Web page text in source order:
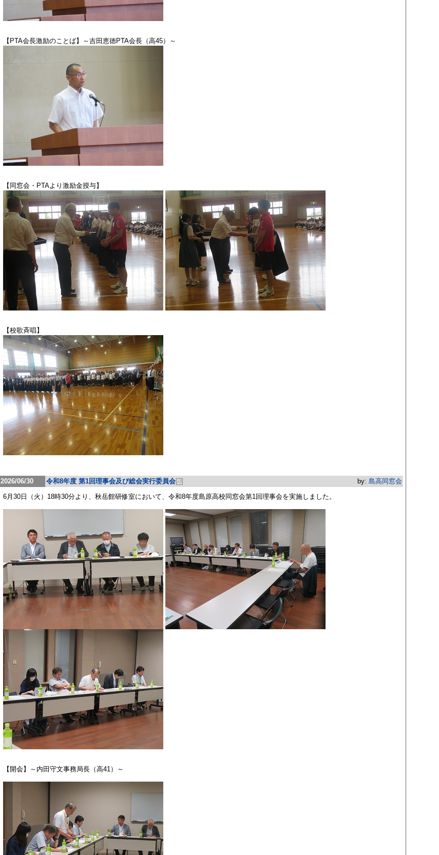
【PTA会長激励のことば】～吉田恵徳PTA会長（高45）～
【同窓会・PTAより激励金授与】
【校歌斉唱】
2026/06/30 令和8年度 第1回理事会及び総会実行委員会 by: 島高同窓会
6月30日（火）18時30分より、秋岳館研修室において、令和8年度島原高校同窓会第1回理事会を実施しました。
【開会】～内田守文事務局長（高41）～